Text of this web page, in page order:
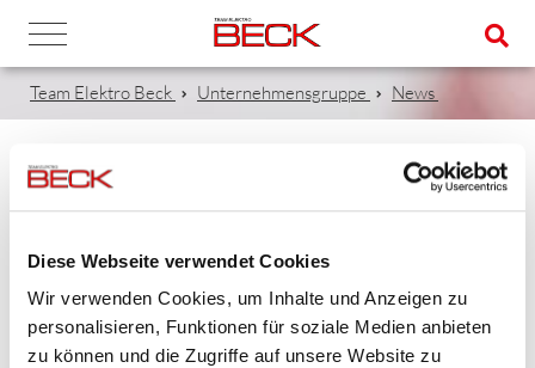
Diese Webseite verwendet Cookies
Wir verwenden Cookies, um Inhalte und Anzeigen zu
personalisieren, Funktionen für soziale Medien anbieten
zu können und die Zugriffe auf unsere Website zu
Team Elektro Beck Unternehmensgruppe News
E-SCOOTER ON TOUR IM ZEICHEN DER
30.07.2018
E-Scooter on Tour im Zeichen der Ausbildung